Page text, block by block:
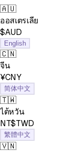
🇦🇺
ออสเตรเลีย
$AUD
English
🇨🇳
จีน
¥CNY
简体中文
🇹🇼
ไต้หวัน
NT$TWD
繁體中文
🇻🇳